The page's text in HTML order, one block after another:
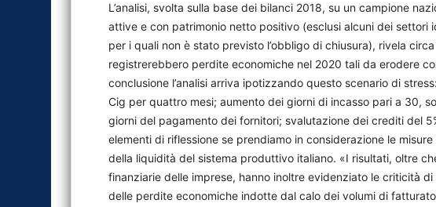
L’analisi, svolta sulla base dei bilanci 2018, su un campione
attive e con patrimonio netto positivo (esclusi alcuni dei settori
per i quali non è stato previsto l’obbligo di chiusura), rivela
registrerebbero perdite economiche nel 2020 tali da erodere
conclusione l’analisi arriva ipotizzando questo scenario di
Cig per quattro mesi; aumento dei giorni di incasso pari a 30,
giorni del pagamento dei fornitori; svalutazione dei crediti del
elementi di riflessione se prendiamo in considerazione le
della liquidità del sistema produttivo italiano. «I risultati, oltre
finanziarie delle imprese, hanno inoltre evidenziato le criticità
delle perdite economiche indotte dal calo dei volumi di